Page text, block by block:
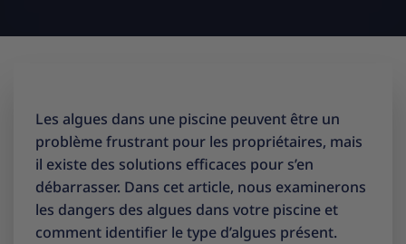
Les algues dans une piscine peuvent être un
problème frustrant pour les propriétaires, mais
il existe des solutions efficaces pour s’en
débarrasser. Dans cet article, nous examinerons
les dangers des algues dans votre piscine et
comment identifier le type d’algues présent.